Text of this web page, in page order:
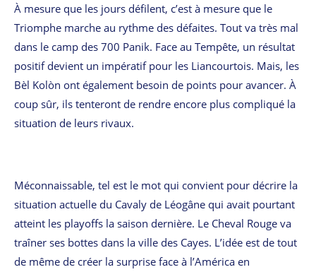
À mesure que les jours défilent, c’est à mesure que le
Triomphe marche au rythme des défaites. Tout va très mal
dans le camp des 700 Panik. Face au Tempête, un résultat
positif devient un impératif pour les Liancourtois. Mais, les
Bèl Kolòn ont également besoin de points pour avancer. À
coup sûr, ils tenteront de rendre encore plus compliqué la
situation de leurs rivaux.
Méconnaissable, tel est le mot qui convient pour décrire la
situation actuelle du Cavaly de Léogâne qui avait pourtant
atteint les playoffs la saison dernière. Le Cheval Rouge va
traîner ses bottes dans la ville des Cayes. L’idée est de tout
de même de créer la surprise face à l’América en